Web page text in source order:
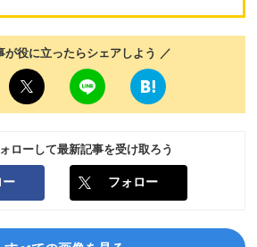
が役に立ったらシェアしよう ／
ローして最新記事を受け取ろう
ー フォロー